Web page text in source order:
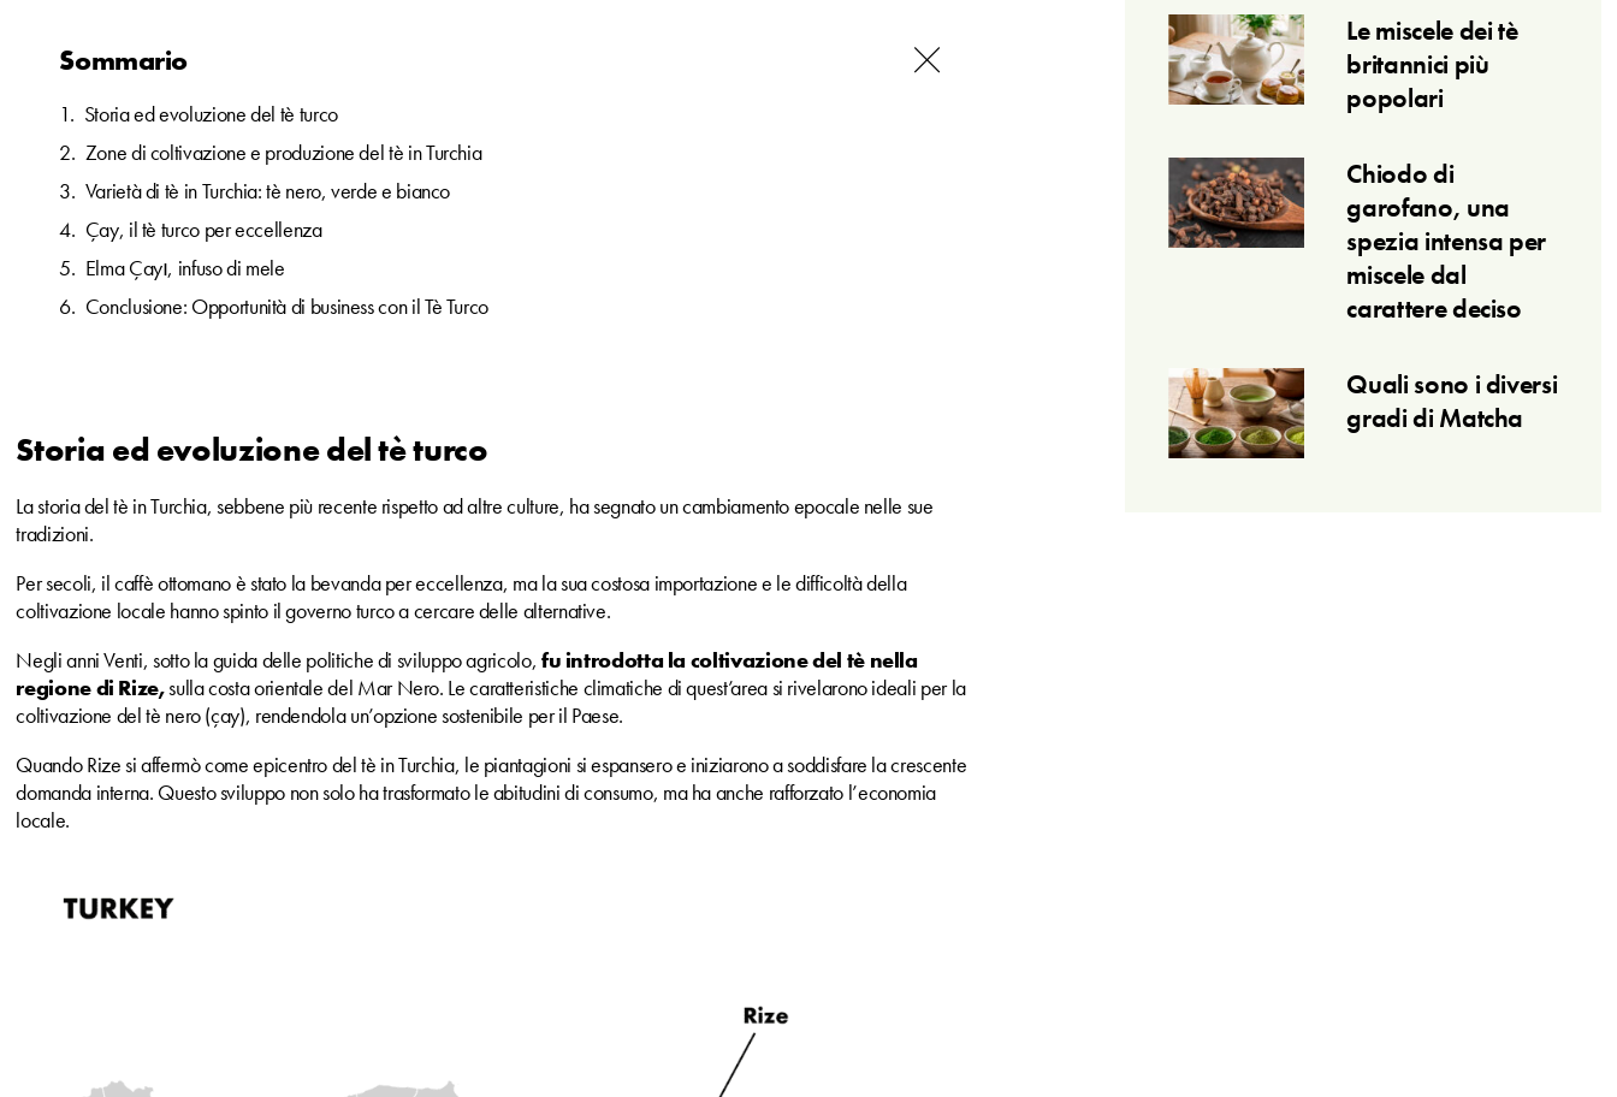
Sommario
Storia ed evoluzione del tè turco
Zone di coltivazione e produzione del tè in Turchia
Varietà di tè in Turchia: tè nero, verde e bianco
Çay, il tè turco per eccellenza
Elma Çayı, infuso di mele
Conclusione: Opportunità di business con il Tè Turco
Storia ed evoluzione del tè turco
La storia del tè in Turchia, sebbene più recente rispetto ad altre culture, ha segnato un cambiamento epocale nelle sue
tradizioni.
Per secoli, il caffè ottomano è stato la bevanda per eccellenza, ma la sua costosa importazione e le difficoltà della
coltivazione locale hanno spinto il governo turco a cercare delle alternative.
Negli anni Venti, sotto la guida delle politiche di sviluppo agricolo, fu introdotta la coltivazione del tè nella
regione di Rize,sulla costa orientale del Mar Nero. Le caratteristiche climatiche di quest’area si rivelarono ideali per la
coltivazione del tè nero (çay), rendendola un’opzione sostenibile per il Paese.
Quando Rize si affermò come epicentro del tè in Turchia, le piantagioni si espansero e iniziarono a soddisfare la crescente
domanda interna. Questo sviluppo non solo ha trasformato le abitudini di consumo, ma ha anche rafforzato l’economia
locale.
Le miscele dei tè
britannici più
popolari
Chiodo di
garofano, una
spezia intensa per
miscele dal
carattere deciso
Quali sono i diversi
gradi di Matcha